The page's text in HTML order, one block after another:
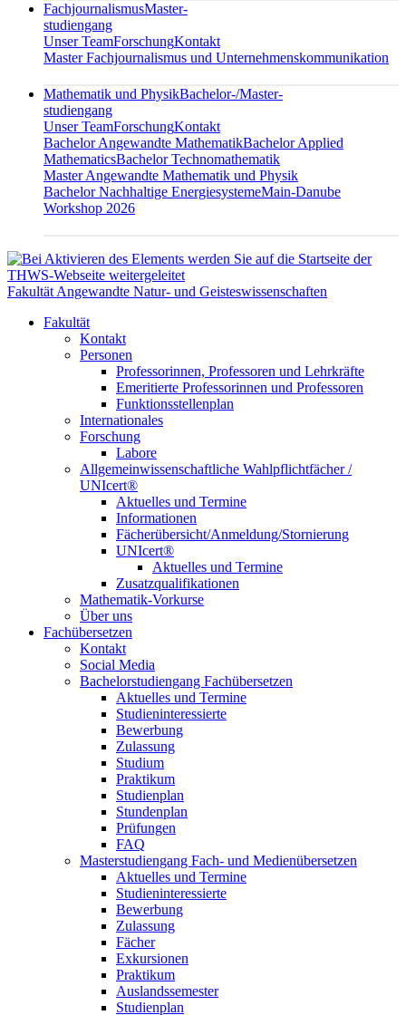
FachjournalismusMaster-
studiengang
Unser TeamForschungKontakt
Master Fachjournalismus und Unternehmenskommunikation
Mathematik und PhysikBachelor-/Master-
studiengang
Unser TeamForschungKontakt
Bachelor Angewandte MathematikBachelor Applied
MathematicsBachelor Technomathematik
Master Angewandte Mathematik und Physik
Bachelor Nachhaltige EnergiesystemeMain-Danube
Workshop 2026
Fakultät Angewandte Natur- und Geisteswissenschaften
Fakultät
Kontakt
Personen
Professorinnen, Professoren und Lehrkräfte
Emeritierte Professorinnen und Professoren
Funktionsstellenplan
Internationales
Forschung
Labore
Allgemeinwissenschaftliche Wahlpflichtfächer /
UNIcert®
Aktuelles und Termine
Informationen
Fächerübersicht/Anmeldung/Stornierung
UNIcert®
Aktuelles und Termine
Zusatzqualifikationen
Mathematik-Vorkurse
Über uns
Fachübersetzen
Kontakt
Social Media
Bachelorstudiengang Fachübersetzen
Aktuelles und Termine
Studieninteressierte
Bewerbung
Zulassung
Studium
Praktikum
Studienplan
Stundenplan
Prüfungen
FAQ
Masterstudiengang Fach- und Medienübersetzen
Aktuelles und Termine
Studieninteressierte
Bewerbung
Zulassung
Fächer
Exkursionen
Praktikum
Auslandssemester
Studienplan